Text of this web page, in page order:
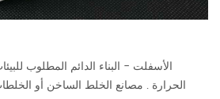
الحرارة . مصانع الخلط الساخن أو